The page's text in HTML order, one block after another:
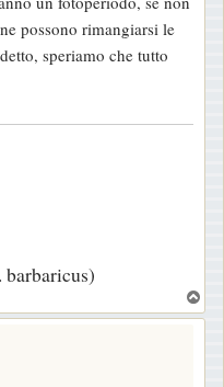
possono rimangiarsi le
speriamo che tutto
barbaricus)
o